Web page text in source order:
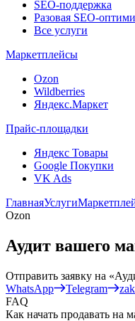
SEO-поддержка
Разовая SEO-
Все услуги
Маркетплейсы
Ozon
Wildberries
Яндекс.Маркет
Прайс-площадки
Яндекс Товары
Google Покупки
VK Ads
ГлавнаяУслуги
Ozon
Аудит вашего
Отправить заявку на
WhatsApp
Telegram
FAQ
Как начать продавать на